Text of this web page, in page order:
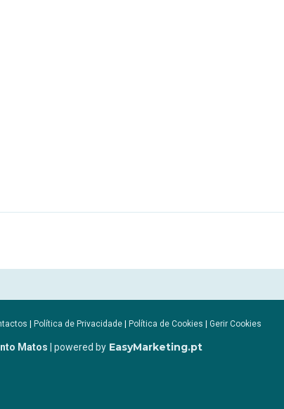
| Política de Privacidade | Política de Cookies | Gerir Cookies
Matos | powered by EasyMarketing.pt